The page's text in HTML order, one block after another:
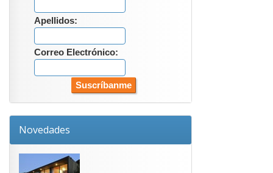
Apellidos:
Correo Electrónico:
Novedades